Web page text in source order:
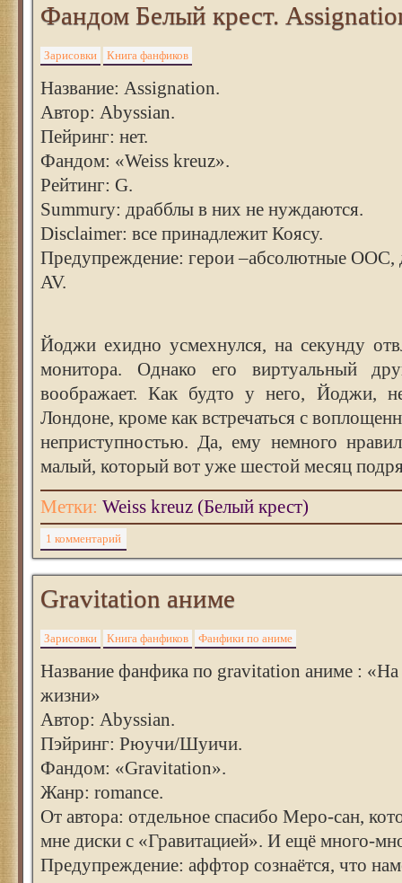
Фандом Белый крест.
Зарисовки Книга фанфиков
Название: Assignation.
Автор: Abyssian.
Пейринг: нет.
Фандом: «Weiss kreuz».
Рейтинг: G.
Summury: драбблы в них не нуждаются.
Disclaimer: все принадлежит Коясу.
Предупреждение: герои –абсолютные ООС,
AV.
Йоджи ехидно усмехнулся, на секунду
монитора. Однако его виртуальный
воображает. Как будто у него, Йоджи,
Лондоне, кроме как встречаться с
неприступностью. Да, ему немного
малый, который вот уже шестой месяц
Метки: Weiss kreuz (Белый крест)
1 комментарий
Gravitation аниме
Зарисовки Книга фанфиков Фанфики по аниме
Название фанфика по gravitation аниме : «На
жизни»
Автор: Abyssian.
Пэйринг: Рюучи/Шуичи.
Фандом: «Gravitation».
Жанр: romance.
От автора: отдельное спасибо Меро-сан,
мне диски с «Гравитацией». И ещё много-
Предупреждение: аффтор сознаётся, что